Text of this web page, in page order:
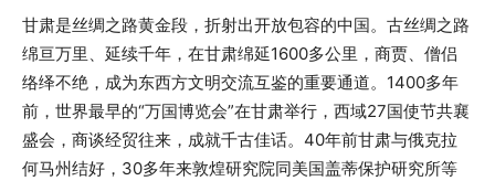
甘肃是丝绸之路黄金段，折射出开放包容的中国。古丝绸之路
绵亘万里、延续千年，在甘肃绵延1600多公里，商贾、僧侣
络绎不绝，成为东西方文明交流互鉴的重要通道。1400多年
前，世界最早的“万国博览会”在甘肃举行，西域27国使节共襄
盛会，商谈经贸往来，成就千古佳话。40年前甘肃与俄克拉
何马州结好，30多年来敦煌研究院同美国盖蒂保护研究所等